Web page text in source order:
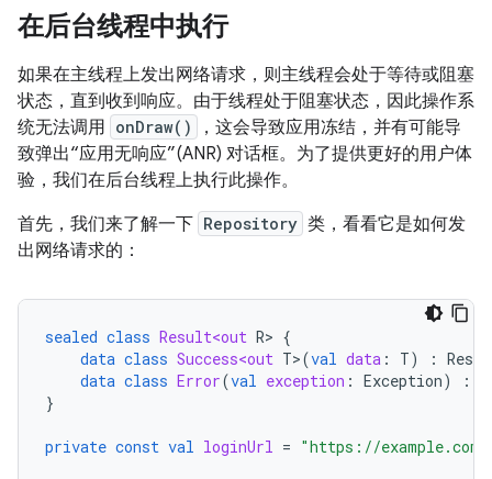
在后台线程中执行
如果在主线程上发出网络请求，则主线程会处于等待或阻塞
状态，直到收到响应。 由于线程处于阻塞状态，因此操作系
统无法调用 onDraw()
，这会导致应用冻结，并有可能导
致弹出“应用无响应”(ANR) 对话框。为了提供更好的用户体
验，我们在后台线程上执行此操作。
首先，我们来了解一下 Repository 类，看看它是如何发
出网络请求的：
sealed class Result<out R> {
data class Success<out T>(val data : T) :
data class Error(val exception : Exception) :
}
private const val loginUrl = "https://